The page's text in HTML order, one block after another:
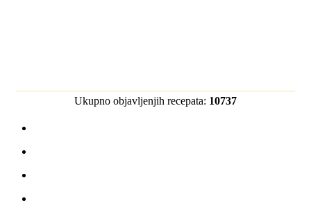
Ukupno objavljenjih recepata: 10737